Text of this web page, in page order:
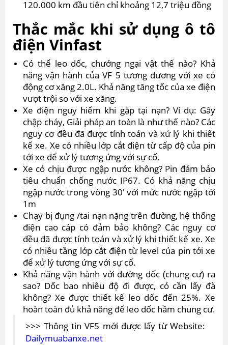
120.000 km đầu tiên chỉ khoảng 12,7 triệu đồng
Thắc mắc khi sử dụng ô tô
điện Vinfast
Có thể leo dốc, chướng ngại vật thế nào? Khả
năng vận hành của VF 5 tương đương với xe có
động cơ xăng 2.0L. Khả năng tăng tốc của xe điện
vượt trội so với xe xăng.
Xe điện nguy hiểm khi gặp tại nạn? Ví dụ: Gây
chập cháy, Giải pháp an toàn là như thế nào? Các
nguy cơ đều đã được tính toán và xử lý khi thiết
kế xe. Xe có nhiều lớp cắt điện từ cấp độ của pin
tới xe để xử lý tương ứng với sự cố.
Xe có chịu được ngập nước không? Pin đảm bảo
tiêu chuẩn chống nước IP67. Có khả năng chịu
ngập nước trong vòng 30′ với mức nước ngập tới
1m
Chạy bị đụng /tai nạn nặng trên đường, hệ thống
điện cao cáp có đảm bảo không? Các nguy cơ
đều đã được tính toán và xử lý khi thiết kế xe. Xe
có nhiều tầng lớp cắt điện từ level của pin tới xe
để xử lý tương ứng với sự cố.
Khả năng vận hành với đường dốc (chung cư) ra
sao? Dốc bao nhiêu độ đi được, có cần lấy đà
không? Xe được thiết kế leo dốc đến 25%. Xe
hoàn toàn đủ khả năng để leo dốc hầm chung cư.
>>> Thông tin VF5 mới được lấy từ Website:
Dailymuabanxe.net